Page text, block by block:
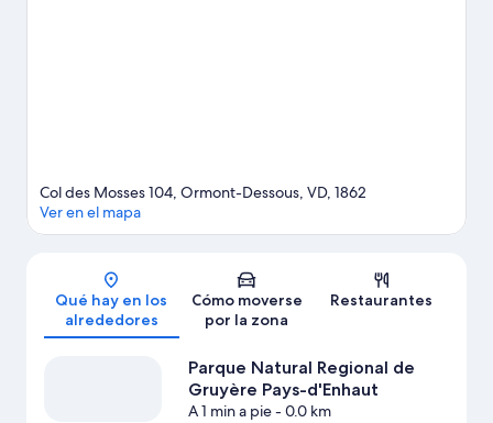
Mapa
Col des Mosses 104, Ormont-Dessous, VD, 1862
Ver en el mapa
Qué hay en los
alrededores
Cómo moverse
por la zona
Restaurantes
Parque Natural Regional de
Gruyère Pays-d'Enhaut
A 1 min a pie- 0.0 km